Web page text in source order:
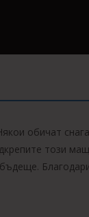
обичат
този